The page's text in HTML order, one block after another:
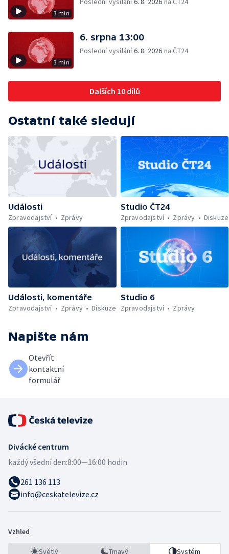
3 min
3 min
6. srpna 13:00
Poslední vysílání6. 8. 2026 na ČT24
Dalších 10 dílů
Ostatní také sledují
Události
Zpravodajství
Zprávy
Studio ČT24
Zpravodajství
Zprávy Diskuze
Události, komentáře
Zpravodajství
Zprávy Diskuze
Studio 6
Zpravodajství
Zprávy
Napište nám
Otevřít
kontaktní
formulář
Divácké centrum
každý všední den:8:00—16:00 hodin
261 136 113
info@ceskatelevize.cz
Vzhled
Světlý Tmavý Systém